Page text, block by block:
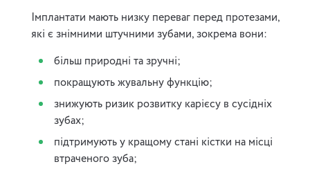
Імплантати мають низку переваг перед протезами,
які є знімними штучними зубами, зокрема вони:
більш природні та зручні;
покращують жувальну функцію;
знижують ризик розвитку карієсу в сусідніх
зубах;
підтримують у кращому стані кістки на місці
втраченого зуба;